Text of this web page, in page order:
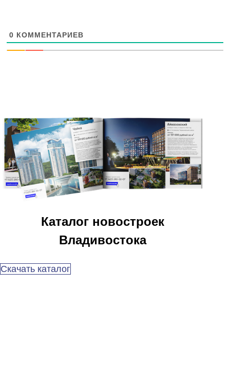
0 КОММЕНТАРИЕВ
Каталог новостроек
Владивостока
Скачать каталог